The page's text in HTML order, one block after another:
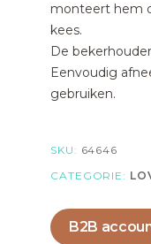
monteert hem
kees.
De
Eenvoudig
gebruiken.
SKU: 64646
CATEGORIE:
B2B